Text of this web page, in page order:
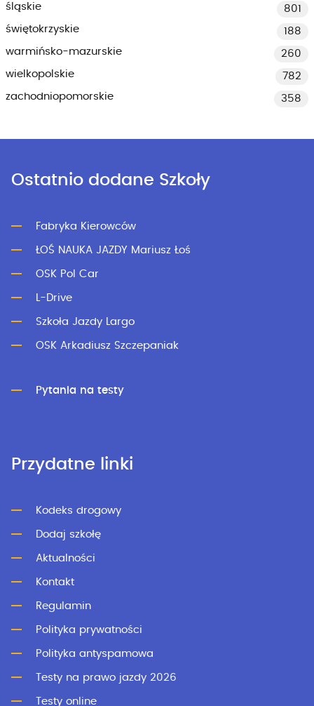
śląskie
801
świętokrzyskie
188
warmińsko-mazurskie
260
wielkopolskie
782
zachodniopomorskie
358
Ostatnio dodane Szkoły
Fabryka Kierowców
ŁOŚ NAUKA JAZDY Mariusz Łoś
OSK Pol Car
L-Drive
Szkoła Jazdy Largo
OSK Arkadiusz Szczepaniak
Pytania na testy
Przydatne linki
Kodeks drogowy
Dodaj szkołę
Aktualności
Kontakt
Regulamin
Polityka prywatności
Polityka antyspamowa
Testy na prawo jazdy 2026
Testy online